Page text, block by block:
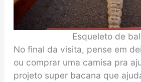
Esqueleto de
No final da visita, pense em
ou comprar uma camisa pra
projeto super bacana que